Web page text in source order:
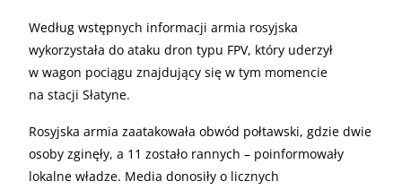
Według wstępnych informacji armia rosyjska
wykorzystała do ataku dron typu FPV, który uderzył
w wagon pociągu znajdujący się w tym momencie
na stacji Słatyne.
Rosyjska armia zaatakowała obwód połtawski, gdzie dwie
osoby zginęły, a 11 zostało rannych – poinformowały
lokalne władze. Media donosiły o licznych